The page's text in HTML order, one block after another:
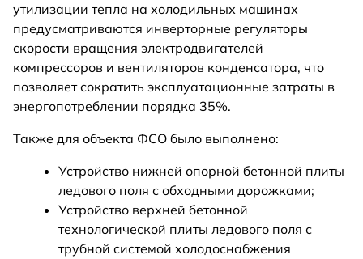
утилизации тепла на холодильных машинах
предусматриваются инверторные регуляторы
скорости вращения электродвигателей
компрессоров и вентиляторов конденсатора, что
позволяет сократить эксплуатационные затраты в
энергопотреблении порядка 35%.
Также для объекта ФСО было выполнено:
Устройство нижней опорной бетонной плиты
ледового поля с обходными дорожками;
Устройство верхней бетонной
технологической плиты ледового поля с
трубной системой холодоснабжения